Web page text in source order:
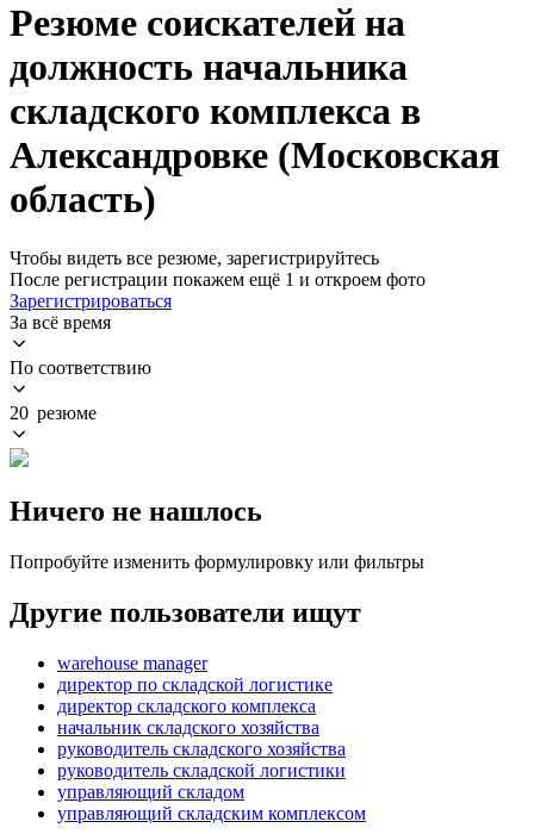
Резюме соискателей на
должность начальника
складского комплекса в
Александровке (Московская
область)
Чтобы видеть все резюме, зарегистрируйтесь
После регистрации покажем ещё 1 и откроем фото
Зарегистрироваться
За всё время
По соответствию
20 резюме
Ничего не нашлось
Попробуйте изменить формулировку или фильтры
Другие пользователи ищут
warehouse manager
директор по складской логистике
директор складского комплекса
начальник складского хозяйства
руководитель складского хозяйства
руководитель складской логистики
управляющий складом
управляющий складским комплексом